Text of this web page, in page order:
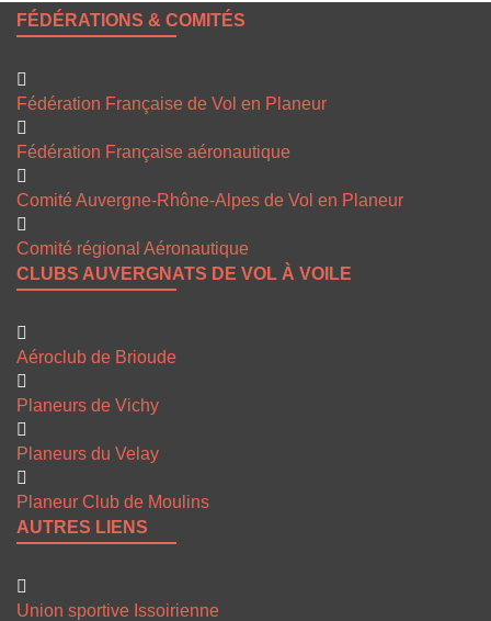
FÉDÉRATIONS & COMITÉS
Fédération Française de Vol en Planeur
Fédération Française aéronautique
Comité Auvergne-Rhône-Alpes de Vol en Planeur
Comité régional Aéronautique
CLUBS AUVERGNATS DE VOL À VOILE
Aéroclub de Brioude
Planeurs de Vichy
Planeurs du Velay
Planeur Club de Moulins
AUTRES LIENS
Union sportive Issoirienne